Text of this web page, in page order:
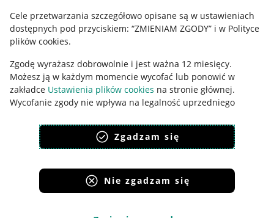
Cele przetwarzania szczegółowo opisane są w ustawieniach
dostępnych pod przyciskiem: “ZMIENIAM ZGODY” i w Polityce
plików cookies.
Zgodę wyrażasz dobrowolnie i jest ważna 12 miesięcy.
Możesz ją w każdym momencie wycofać lub ponowić w
zakładce Ustawienia plików cookies na stronie głównej.
Wycofanie zgody nie wpływa na legalność uprzedniego
polityka plików cookies
polityka ochrony prywatności
Zgadzam się
Nie zgadzam się
Pobierz aplikację
Korzystanie z serwisu oznacza akceptacjęregulaminu